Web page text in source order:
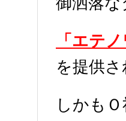
「エテ
を提供
しかも